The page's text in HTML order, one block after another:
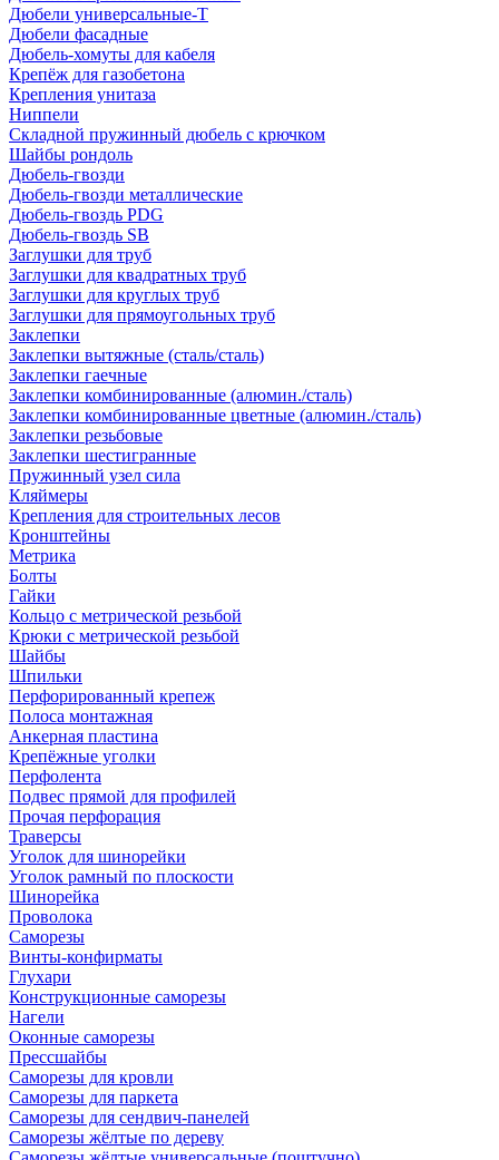
Дюбели универсальные-Т
Дюбели фасадные
Дюбель-хомуты для кабеля
Крепёж для газобетона
Крепления унитаза
Ниппели
Складной пружинный дюбель с крючком
Шайбы рондоль
Дюбель-гвозди
Дюбель-гвозди металлические
Дюбель-гвоздь PDG
Дюбель-гвоздь SB
Заглушки для труб
Заглушки для квадратных труб
Заглушки для круглых труб
Заглушки для прямоугольных труб
Заклепки
Заклепки вытяжные (сталь/сталь)
Заклепки гаечные
Заклепки комбинированные (алюмин./сталь)
Заклепки комбинированные цветные (алюмин./сталь)
Заклепки резьбовые
Заклепки шестигранные
Пружинный узел сила
Кляймеры
Крепления для строительных лесов
Кронштейны
Метрика
Болты
Гайки
Кольцо с метрической резьбой
Крюки с метрической резьбой
Шайбы
Шпильки
Перфорированный крепеж
Полоса монтажная
Анкерная пластина
Крепёжные уголки
Перфолента
Подвес прямой для профилей
Прочая перфорация
Траверсы
Уголок для шинорейки
Уголок рамный по плоскости
Шинорейка
Проволока
Саморезы
Винты-конфирматы
Глухари
Конструкционные саморезы
Нагели
Оконные саморезы
Прессшайбы
Саморезы для кровли
Саморезы для паркета
Саморезы для сендвич-панелей
Саморезы жёлтые по дереву